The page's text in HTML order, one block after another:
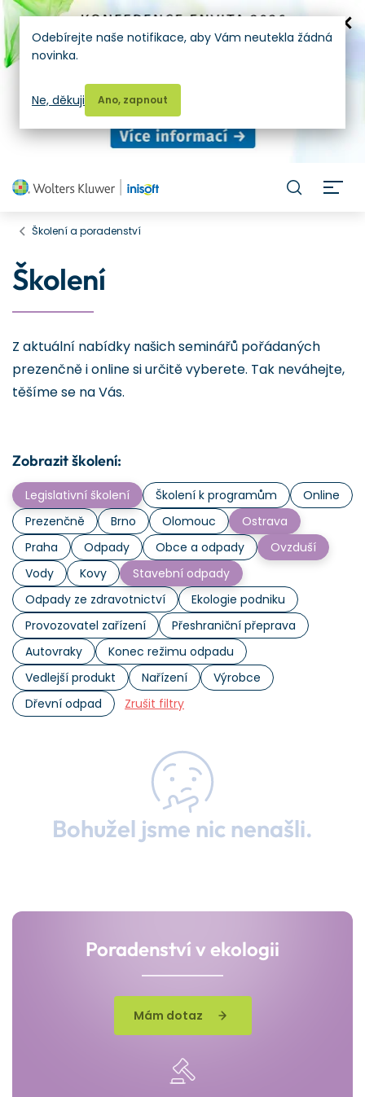
Školení a poradenství
Školení
Z aktuální nabídky našich seminářů pořádaných
prezenčně i online si určitě vyberete. Tak neváhejte,
těšíme se na Vás.
Zobrazit školení:
Legislativní školení Školení k programům
Online
Prezenčně
Brno Olomouc
Ostrava
Praha
Odpady Obce a odpady
Ovzduší
Vody
Kovy
Stavební odpady
Odpady ze zdravotnictví
Ekologie podniku
Provozovatel zařízení
Přeshraniční přeprava
Autovraky
Konec režimu odpadu
Vedlejší produkt
Nařízení
Výrobce
Dřevní odpad
Zrušit filtry
Bohužel jsme nic nenašli.
Poradenství v ekologii
Mám dotaz
Odebírejte naše notifikace, aby Vám neutekla žádná
novinka.
Ano, zapnout
Ne, děkuji